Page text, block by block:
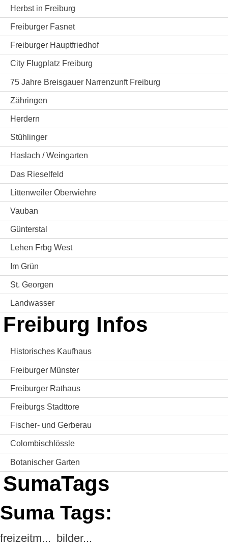
Herbst in Freiburg
Freiburger Fasnet
Freiburger Hauptfriedhof
City Flugplatz Freiburg
75 Jahre Breisgauer Narrenzunft Freiburg
Zähringen
Herdern
Stühlinger
Haslach / Weingarten
Das Rieselfeld
Littenweiler Oberwiehre
Vauban
Günterstal
Lehen Frbg West
Im Grün
St. Georgen
Landwasser
Freiburg Infos
Historisches Kaufhaus
Freiburger Münster
Freiburger Rathaus
Freiburgs Stadttore
Fischer- und Gerberau
Colombischlössle
Botanischer Garten
SumaTags
Suma Tags:
freizeitm... bilder...